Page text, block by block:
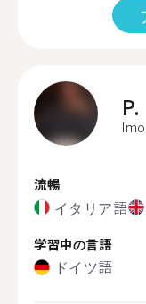
P.
流暢
イタリア語
学習中の言語
ドイツ語